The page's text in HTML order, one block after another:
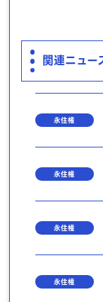
関連ニュー
永住権
永住権
永住権
永住権